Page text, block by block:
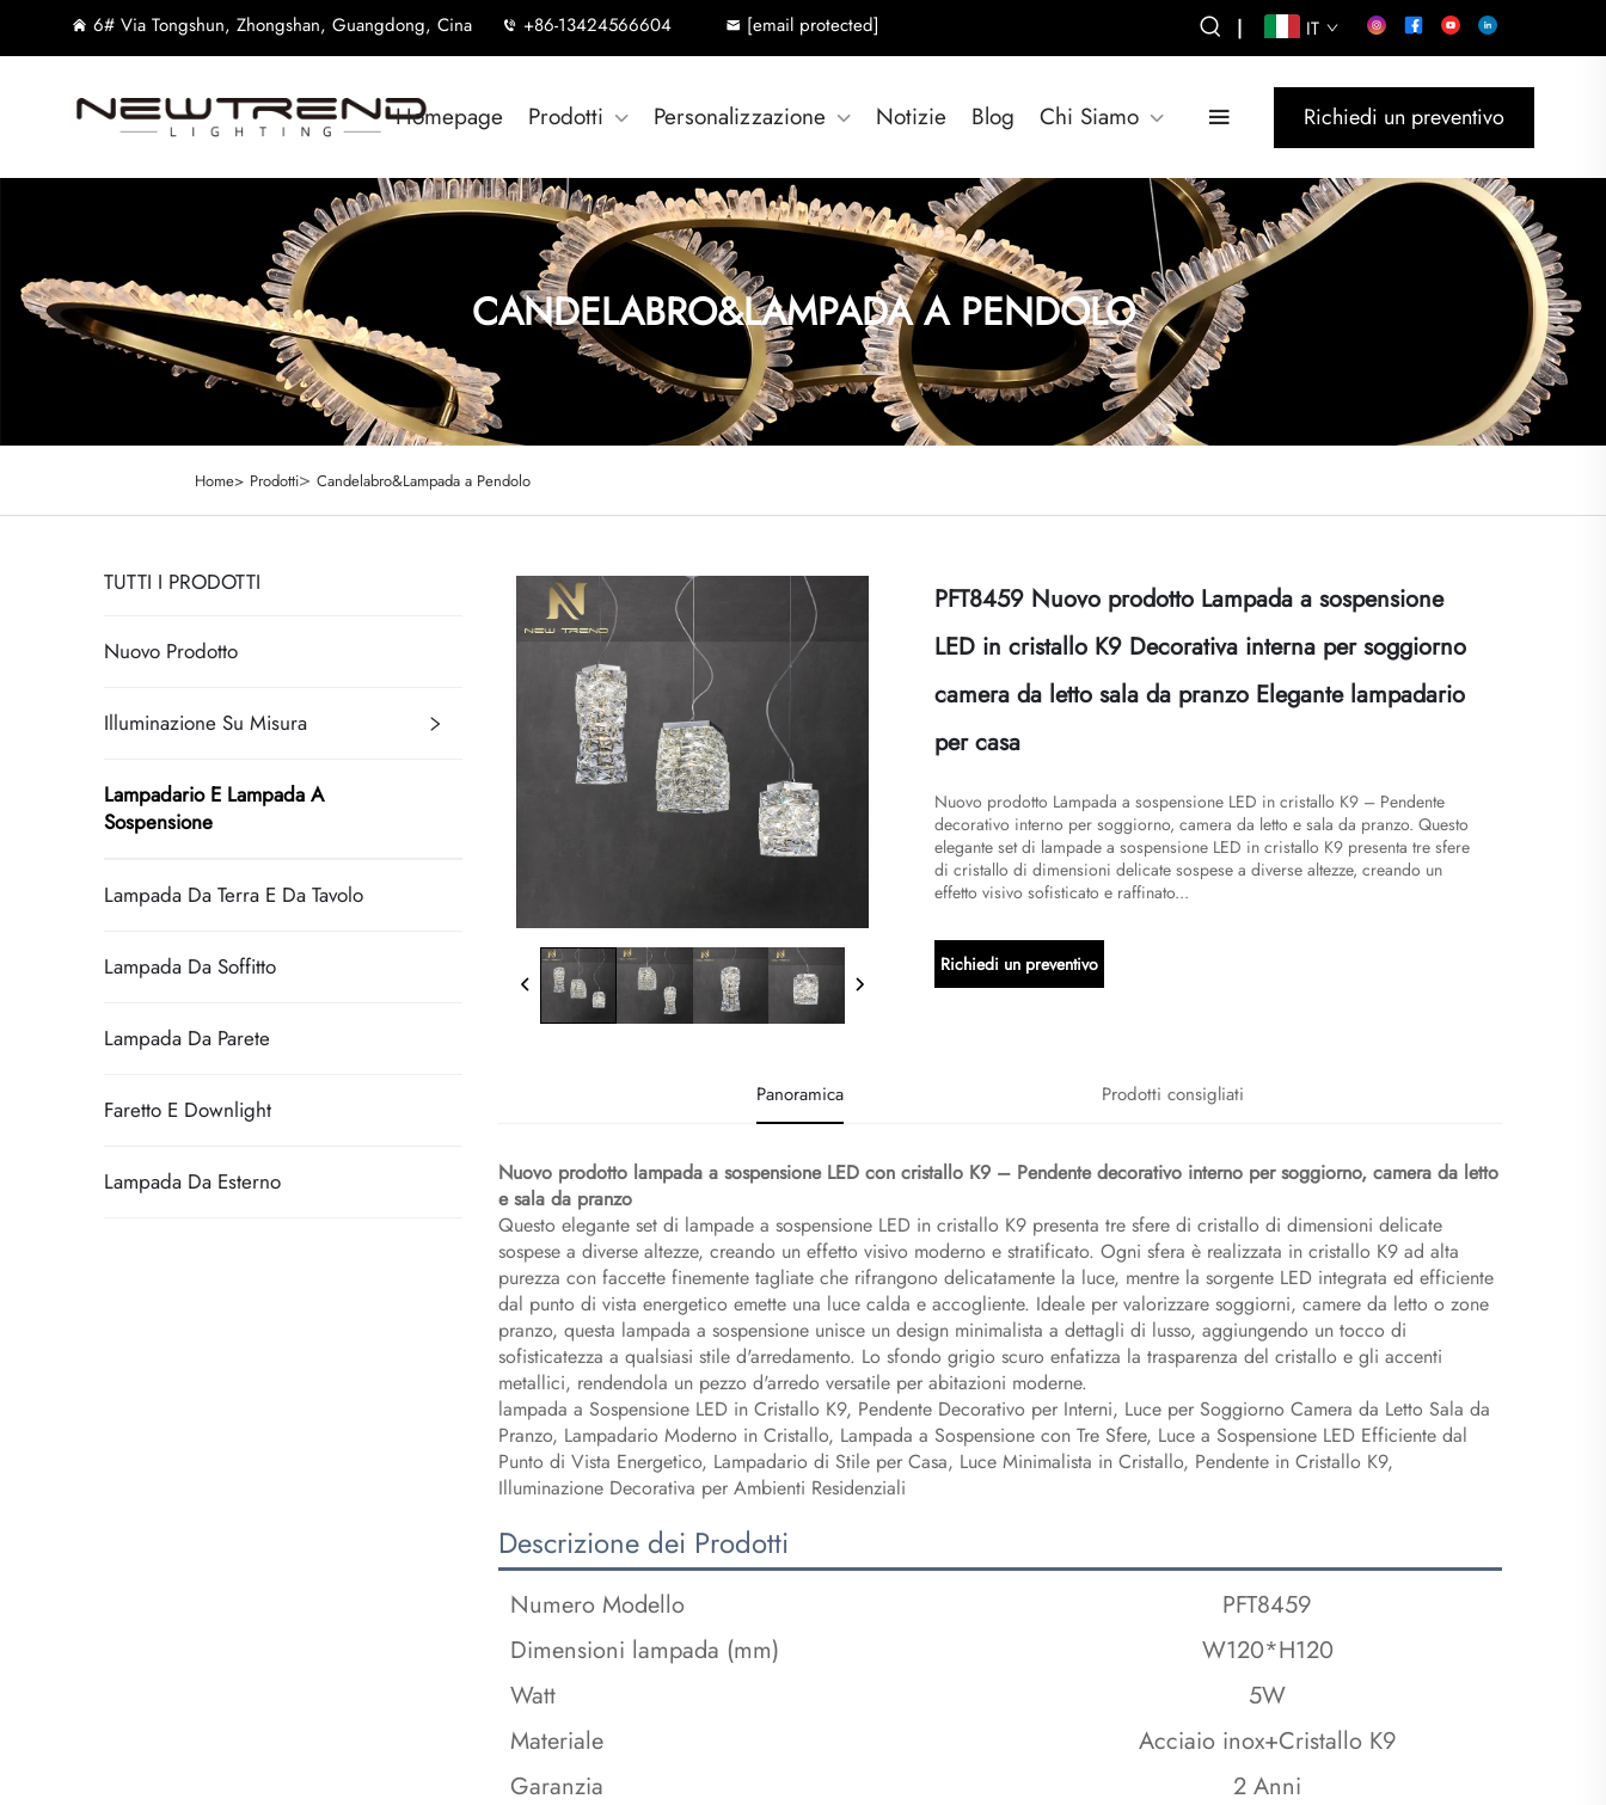
6# Via Tongshun, Zhongshan, Guangdong, Cina +86-13424566604 [email protected] | IT
Homepage Prodotti Personalizzazione Notizie Blog Chi Siamo Richiedi un preventivo
CANDELABRO&LAMPADA A PENDOLO
Home> Prodotti> Candelabro&Lampada a Pendolo
TUTTI I PRODOTTI
Nuovo Prodotto
Illuminazione Su Misura
Lampadario E Lampada A
Sospensione
Lampada Da Terra E Da Tavolo
Lampada Da Soffitto
Lampada Da Parete
Faretto E Downlight
Lampada Da Esterno
PFT8459 Nuovo prodotto Lampada a sospensione
LED in cristallo K9 Decorativa interna per soggiorno
camera da letto sala da pranzo Elegante lampadario
per casa
Nuovo prodotto Lampada a sospensione LED in cristallo K9 – Pendente
decorativo interno per soggiorno, camera da letto e sala da pranzo. Questo
elegante set di lampade a sospensione LED in cristallo K9 presenta tre sfere
di cristallo di dimensioni delicate sospese a diverse altezze, creando un
effetto visivo sofisticato e raffinato...
Richiedi un preventivo
Panoramica Prodotti consigliati
Nuovo prodotto lampada a sospensione LED con cristallo K9 – Pendente decorativo interno per soggiorno, camera da letto
e sala da pranzo
Questo elegante set di lampade a sospensione LED in cristallo K9 presenta tre sfere di cristallo di dimensioni delicate
sospese a diverse altezze, creando un effetto visivo moderno e stratificato. Ogni sfera è realizzata in cristallo K9 ad alta
purezza con faccette finemente tagliate che rifrangono delicatamente la luce, mentre la sorgente LED integrata ed efficiente
dal punto di vista energetico emette una luce calda e accogliente. Ideale per valorizzare soggiorni, camere da letto o zone
pranzo, questa lampada a sospensione unisce un design minimalista a dettagli di lusso, aggiungendo un tocco di
sofisticatezza a qualsiasi stile d'arredamento. Lo sfondo grigio scuro enfatizza la trasparenza del cristallo e gli accenti
metallici, rendendola un pezzo d'arredo versatile per abitazioni moderne.
lampada a Sospensione LED in Cristallo K9, Pendente Decorativo per Interni, Luce per Soggiorno Camera da Letto Sala da
Pranzo, Lampadario Moderno in Cristallo, Lampada a Sospensione con Tre Sfere, Luce a Sospensione LED Efficiente dal
Punto di Vista Energetico, Lampadario di Stile per Casa, Luce Minimalista in Cristallo, Pendente in Cristallo K9,
Illuminazione Decorativa per Ambienti Residenziali
Descrizione dei Prodotti
Numero Modello
PFT8459
Dimensioni lampada (mm)
W120*H120
Watt
5W
Materiale
Acciaio inox+Cristallo K9
Garanzia
2 Anni